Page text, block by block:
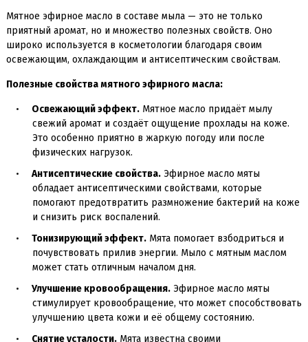
Мятное эфирное масло в составе мыла — это не только
приятный аромат, но и множество полезных свойств. Оно
широко используется в косметологии благодаря своим
освежающим, охлаждающим и антисептическим свойствам.
Полезные свойства мятного эфирного масла:
Освежающий эффект.Мятное масло придаёт мылу
свежий аромат и создаёт ощущение прохлады на коже.
Это особенно приятно в жаркую погоду или после
физических нагрузок.
Антисептические свойства.Эфирное масло мяты
обладает антисептическими свойствами, которые
помогают предотвратить размножение бактерий на коже
и снизить риск воспалений.
Тонизирующий эффект.Мята помогает взбодриться и
почувствовать прилив энергии. Мыло с мятным маслом
может стать отличным началом дня.
Улучшение кровообращения.Эфирное масло мяты
стимулирует кровообращение, что может способствовать
улучшению цвета кожи и её общему состоянию.
Снятие усталости.Мята известна своими